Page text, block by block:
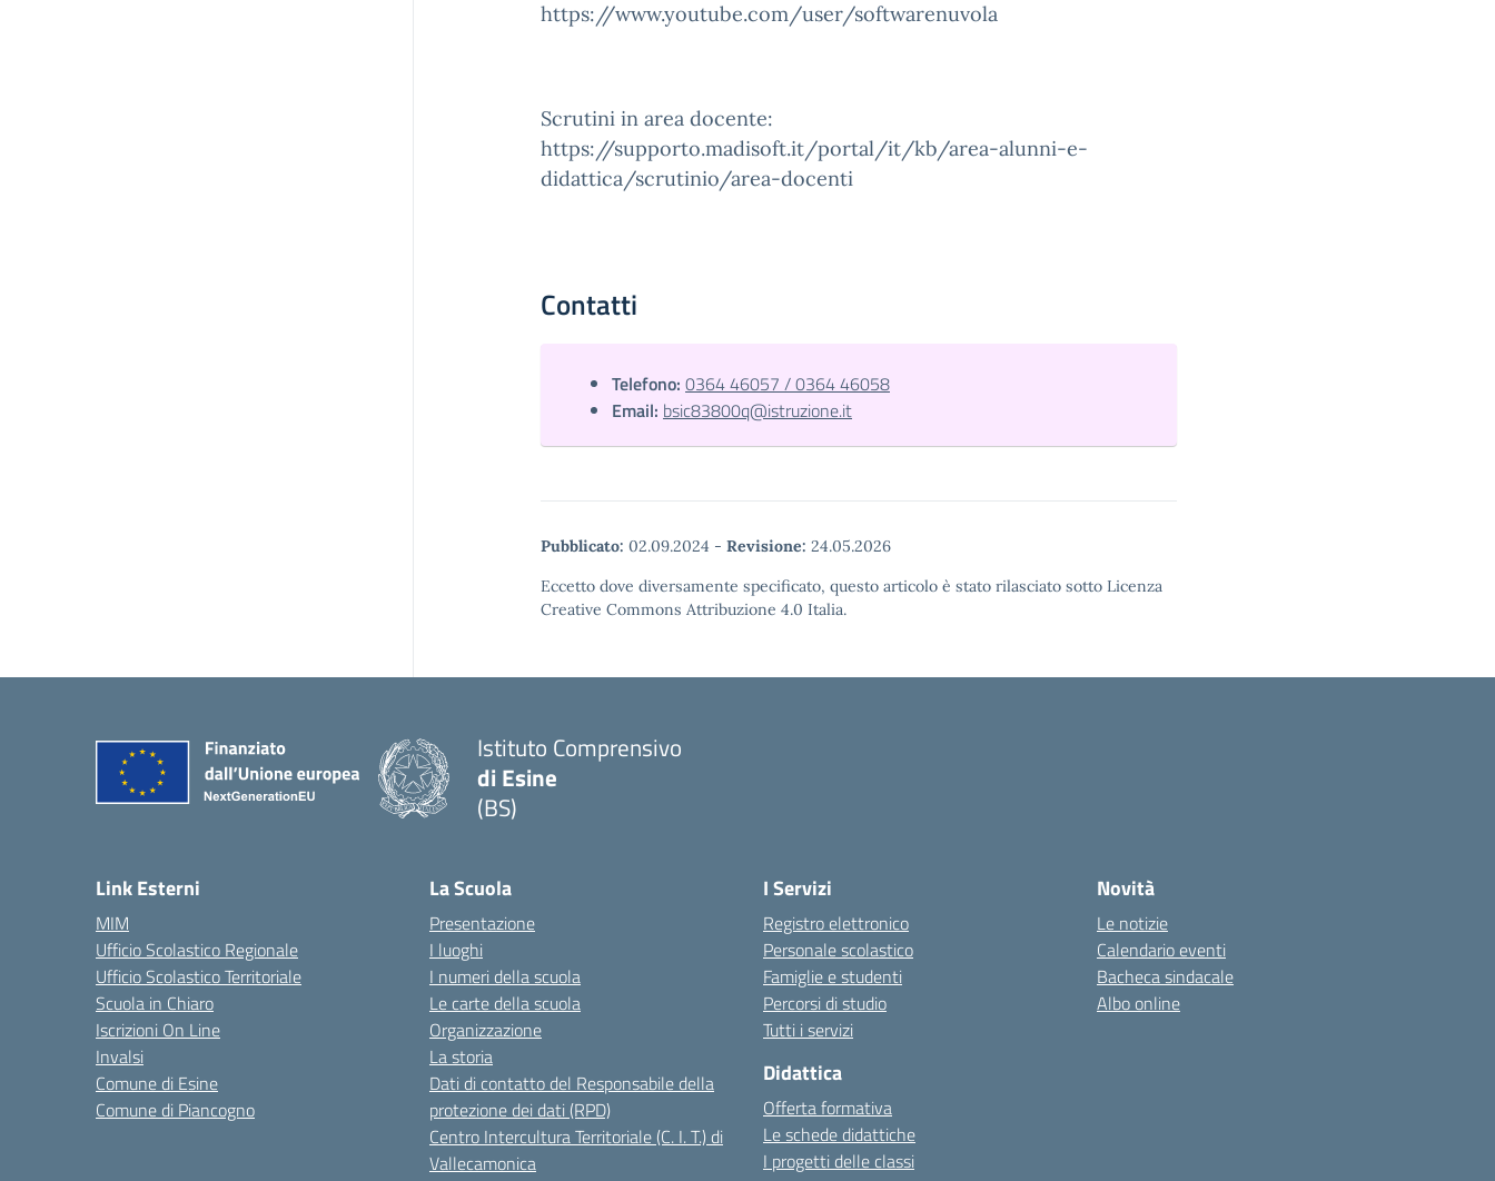
https://www.youtube.com/user/softwarenuvola
Scrutini in area docente:
https://supporto.madisoft.it/portal/it/kb/area-alunni-e-
didattica/scrutinio/area-docenti
Contatti
Telefono: 0364 46057 / 0364 46058
Email: bsic83800q@istruzione.it
Pubblicato: 02.09.2024 - Revisione: 24.05.2026
Eccetto dove diversamente specificato, questo articolo è stato rilasciato sotto Licenza
Creative Commons Attribuzione 4.0 Italia.
Istituto Comprensivo
di Esine
(BS)
Link Esterni
MIM
Ufficio Scolastico Regionale
Ufficio Scolastico Territoriale
Scuola in Chiaro
Iscrizioni On Line
Invalsi
Comune di Esine
Comune di Piancogno
La Scuola
Presentazione
I luoghi
I numeri della scuola
Le carte della scuola
Organizzazione
La storia
Dati di contatto del Responsabile della
protezione dei dati (RPD)
Centro Intercultura Territoriale (C. I. T.) di
Vallecamonica
I Servizi
Registro elettronico
Personale scolastico
Famiglie e studenti
Percorsi di studio
Tutti i servizi
Didattica
Offerta formativa
Le schede didattiche
I progetti delle classi
Novità
Le notizie
Calendario eventi
Bacheca sindacale
Albo online